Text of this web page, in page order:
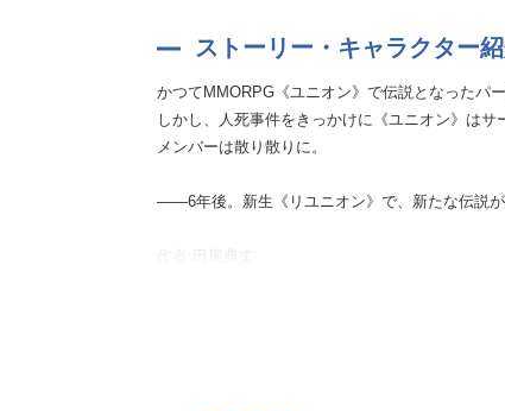
ストーリー・キャラクター
かつてMMORPG《ユニオン》で伝説となったパー
しかし、人死事件をきっかけに《ユニオン》はサ
メンバーは散り散りに。
——6年後。新生《リユニオン》で、新たな伝説が